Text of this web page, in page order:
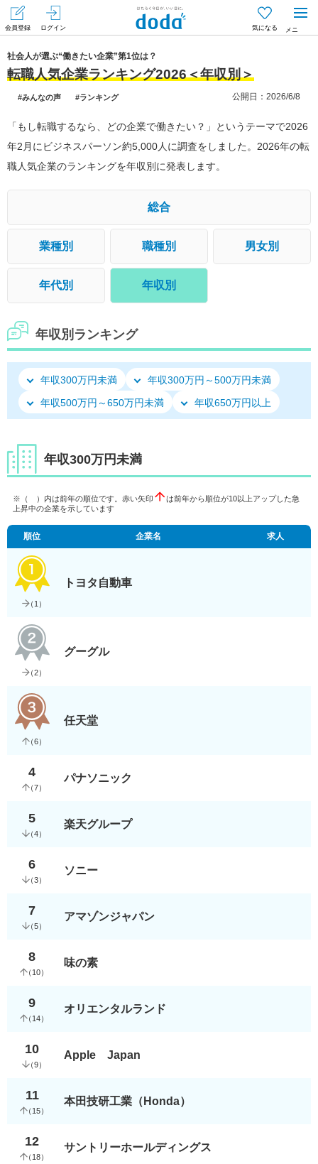
会員登録 ログイン 気になる
社会人が選ぶ“働きたい企業”第1位は？
転職人気企業ランキング2026＜年収別＞
#みんなの声 #ランキング 公開日：2026/6/8
「もし転職するなら、どの企業で働きたい？」というテーマで2026
年2月にビジネスパーソン約5,000人に調査をしました。2026年の転
職人気企業のランキングを年収別に発表します。
総合
業種別 職種別 男女別
年代別 年収別
年収別ランキング
年収300万円未満
年収300万円～500万円未満
年収500万円～650万円未満
年収650万円以上
年収300万円未満
※（ ）内は前年の順位です。赤い矢印
は前年から順位が10以上アップした急
上昇中の企業を示しています
順位 企業名 求人
（ 1 ）
トヨタ自動車
（2）
グーグル
（6）
任天堂
4
（7）
パナソニック
5
（4）
楽天グループ
6
（3）
ソニー
7
（5）
アマゾンジャパン
8
（ 10）
味の素
9
（ 14）
オリエンタルランド
10
（9）
Apple Japan
11
（ 15）
本田技研工業（Honda）
12
（ 18）
サントリーホールディングス